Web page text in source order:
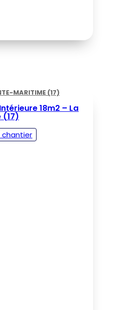
MARITIME (17)
18m2 – La
(17)
chantier